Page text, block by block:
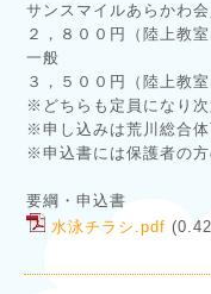
サンスマイルあらかわ
２，８００円（陸上教
一般
３，５００円（陸上教
※どちらも定員になり
※申し込みは荒川総合
※申込書には保護者の
要綱・申込書
水泳チラシ.pdf